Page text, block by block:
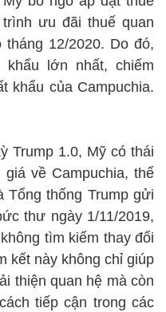
ưu đãi thuế quan
12/2020. Do đó,
lớn nhất, chiếm
khẩu của Campuchia.
Trump 1.0, Mỹ có thái
về Campuchia, thể
Tổng thống Trump gửi
thư ngày 1/11/2019,
tìm kiếm thay đổi
kết này không chỉ giúp
thiện quan hệ mà còn
tiếp cận trong các